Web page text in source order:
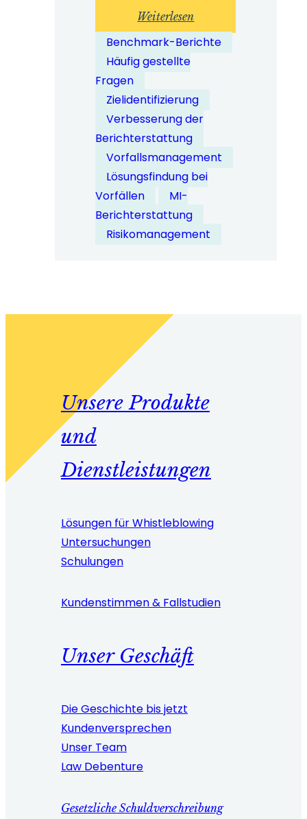
Weiterlesen:
Wie
in
Benchmark-Berichte
Häufig gestellte
Fragen
Zielidentifizierung
Verbesserung der
Berichterstattung
Vorfallsmanagement
Lösungsfindung bei
Vorfällen
MI-
Berichterstattung
Risikomanagement
Unsere Produkte
und
Dienstleistungen
Lösungen für Whistleblowing
Untersuchungen
Schulungen
Kundenstimmen & Fallstudien
Unser Geschäft
Die Geschichte bis jetzt
Kundenversprechen
Unser Team
Law Debenture
Gesetzliche Schuldverschreibung